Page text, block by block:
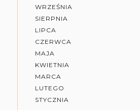
WRZEŚNIA
SIERPNIA
LIPCA
CZERWCA
MAJA
KWIETNIA
MARCA
LUTEGO
STYCZNIA